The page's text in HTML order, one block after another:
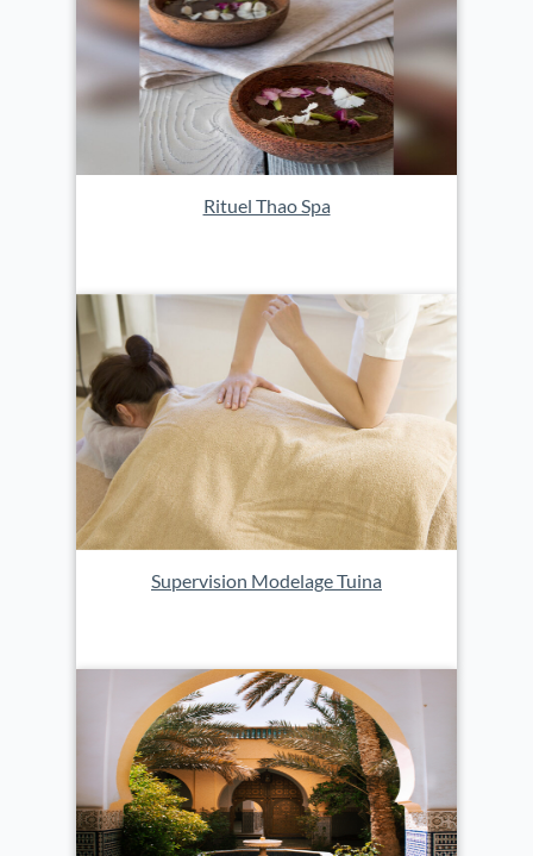
Rituel Thao Spa
Supervision Modelage Tuina